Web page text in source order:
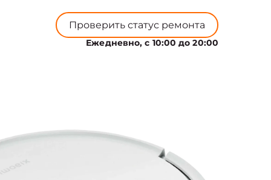
Проверить статус ремонта
Ежедневно, с 10:00 до 20:00